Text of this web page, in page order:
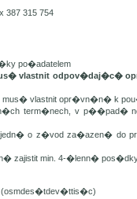
387 315 754
po�adatelem
vlastnit odpov�daj�c�
vlastnit opr�vn�n� k
term�nech, v p��pad�
o z�vod za�azen� do
zajistit min. 4-�lenn�